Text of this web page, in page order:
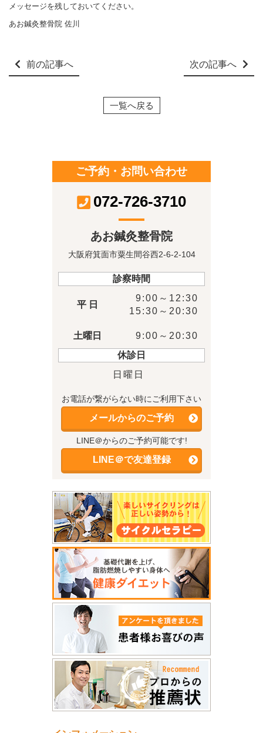
メッセージを残しておいてください。
あお鍼灸整骨院 佐川
前の記事へ 次の記事へ
一覧へ戻る
ご予約・お問い合わせ
072-726-3710
あお鍼灸整骨院
大阪府箕面市粟生間谷西2-6-2-104
診察時間
平 日
9:00～12:30
15:30～20:30
土曜日
9:00～20:30
休診日
日曜日
お電話が繋がらない時にご利用下さい
メールからのご予約
LINE＠からのご予約可能です!
LINE＠で友達登録